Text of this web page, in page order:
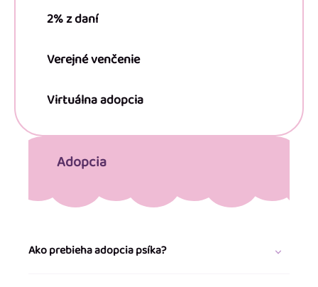
2% z daní
Verejné venčenie
Virtuálna adopcia
Adopcia
Ako prebieha adopcia psíka?